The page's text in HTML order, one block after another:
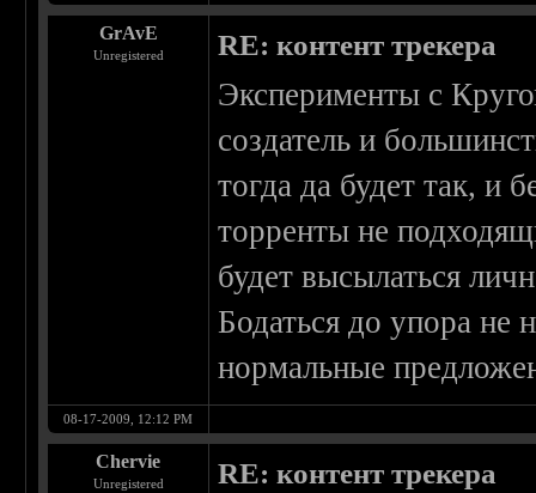
GrAvE
Unregistered RE: контент трекера
Эксперименты с
создатель и
тогда да будет так, и
торренты не
будет высылаться
Бодаться до упора не
нормальные
08-17-2009, 12:12 PM
Chervie
Unregistered RE: контент трекера